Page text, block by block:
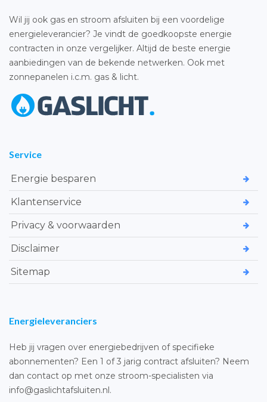
Wil jij ook gas en stroom afsluiten bij een voordelige
energieleverancier? Je vindt de goedkoopste energie
contracten in onze vergelijker. Altijd de beste energie
aanbiedingen van de bekende netwerken. Ook met
zonnepanelen i.c.m. gas & licht.
Service
Energie besparen
Klantenservice
Privacy & voorwaarden
Disclaimer
Sitemap
Energieleveranciers
Heb jij vragen over energiebedrijven of specifieke
abonnementen? Een 1 of 3 jarig contract afsluiten? Neem
dan contact op met onze stroom-specialisten via
info@gaslichtafsluiten.nl.